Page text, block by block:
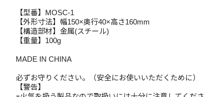
【型番】MOSC-1
【外形寸法】幅150×奥行40×高さ160mm
【構造部材】金属(スチール)
【重量】100g
MADE IN CHINA
必ずお守りください。（安全にお使いいただくために）
【警告】